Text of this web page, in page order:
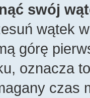
swój
wątek
górę
oznacza
czas